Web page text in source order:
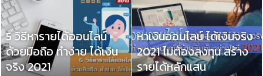
5 วิธีหารายได้ออนไลน์
ด้วยมือถือ ทำง่าย ได้เงิน
จริง 2021
หาเงินออนไลน์ ได้เงินจริง
2021 ไม่ต้องลงทุน สร้าง
รายได้หลักแสน